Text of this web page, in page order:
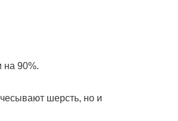
90%.
шерсть, но и